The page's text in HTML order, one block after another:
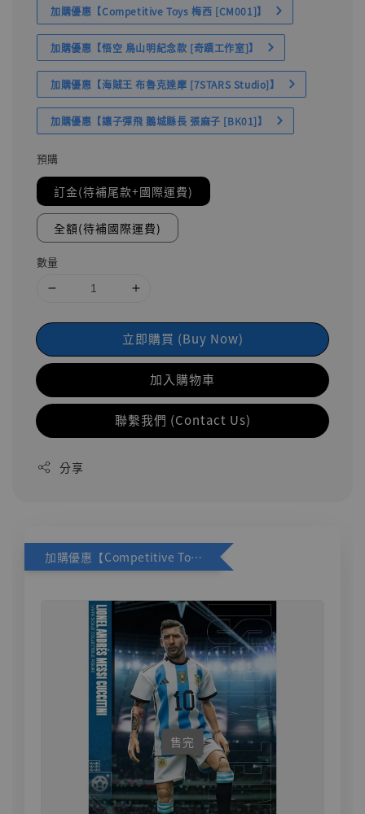
加購優惠【Competitive Toys 梅西 [CM001]】
加購優惠【悟空 鳥山明紀念款 [奇蹟工作室]】
加購優惠【海賊王 布魯克達摩 [7STARS Studio]】
加購優惠【讓子彈飛 鵝城縣長 張麻子 [BK01]】
預購
訂金(待補尾款+國際運費)
全額(待補國際運費)
數量
立即購買 (Buy Now)
加入購物車
聯繫我們 (Contact Us)
分享
加購優惠【Competitive Toys 梅西 [CM001]】
售完